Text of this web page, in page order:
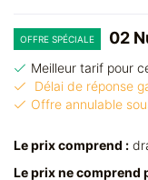
OFFRE SPÉCIALE 02
Meilleur tarif pour
Délai de réponse
Offre annulable
Le prix comprend :
Le prix ne comprend